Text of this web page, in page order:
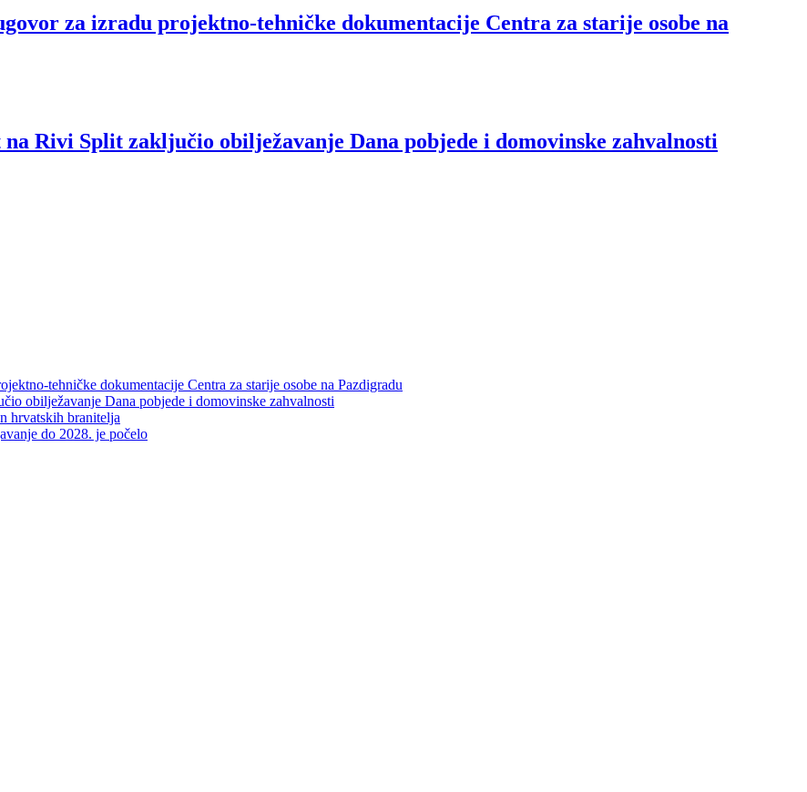
za izradu projektno-tehničke dokumentacije Centra za starije osobe na
Rivi Split zaključio obilježavanje Dana pobjede i domovinske zahvalnosti
tehničke dokumentacije Centra za starije osobe na Pazdigradu
obilježavanje Dana pobjede i domovinske zahvalnosti
hrvatskih branitelja
do 2028. je počelo